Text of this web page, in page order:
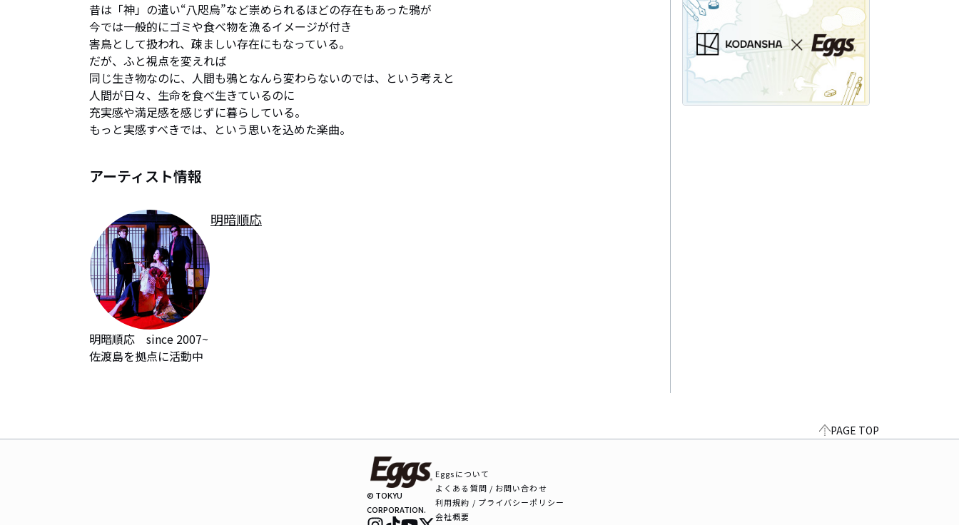
昔は「神」の遣い“八咫烏”など崇められるほどの存在もあった鴉が
今では一般的にゴミや食べ物を漁るイメージが付き
害鳥として扱われ、疎ましい存在にもなっている。
だが、ふと視点を変えれば
同じ生き物なのに、人間も鴉となんら変わらないのでは、という考えと
人間が日々、生命を食べ生きているのに
充実感や満足感を感じずに暮らしている。
もっと実感すべきでは、という思いを込めた楽曲。
アーティスト情報
明暗順応
明暗順応　since 2007~
佐渡島を拠点に活動中
PAGE TOP
© TOKYU
CORPORATION.
Eggsについて
よくある質問 / お問い合わせ
利用規約 / プライバシーポリシー
会社概要